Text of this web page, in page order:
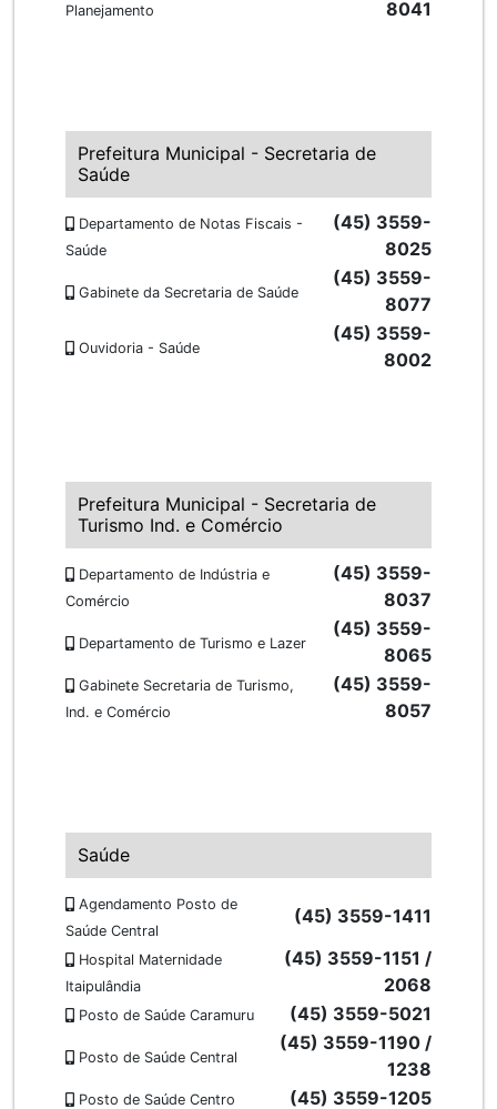
Planejamento 8041
Prefeitura Municipal - Secretaria de
Saúde
Departamento de Notas Fiscais -
Saúde
(45) 3559-
8025
Gabinete da Secretaria de Saúde
(45) 3559-
8077
Ouvidoria - Saúde
(45) 3559-
8002
Prefeitura Municipal - Secretaria de
Turismo Ind. e Comércio
Departamento de Indústria e
Comércio
(45) 3559-
8037
Departamento de Turismo e Lazer
(45) 3559-
8065
Gabinete Secretaria de Turismo,
Ind. e Comércio
(45) 3559-
8057
Saúde
Agendamento Posto de
Saúde Central
(45) 3559-1411
Hospital Maternidade
Itaipulândia
(45) 3559-1151 /
2068
Posto de Saúde Caramuru (45) 3559-5021
Posto de Saúde Central
(45) 3559-1190 /
1238
Posto de Saúde Centro (45) 3559-1205